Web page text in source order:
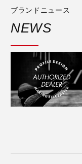
ブランドニュース
NEWS